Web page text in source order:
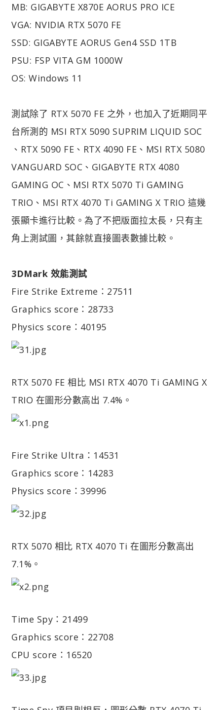
MB: GIGABYTE X870E AORUS PRO ICE
VGA: NVIDIA RTX 5070 FE
SSD: GIGABYTE AORUS Gen4 SSD 1TB
PSU: FSP VITA GM 1000W
OS: Windows 11
測試除了 RTX 5070 FE 之外，也加入了近期同平
台所測的 MSI RTX 5090 SUPRIM LIQUID SOC
、RTX 5090 FE、RTX 4090 FE、MSI RTX 5080
VANGUARD SOC、GIGABYTE RTX 4080
GAMING OC、MSI RTX 5070 Ti GAMING
TRIO、MSI RTX 4070 Ti GAMING X TRIO 這幾
張顯卡進行比較。為了不把版面拉太長，只有主
角上測試圖，其餘就直接圖表數據比較。
3DMark 效能測試
Fire Strike Extreme：27511
Graphics score：28733
Physics score：40195
RTX 5070 FE 相比 MSI RTX 4070 Ti GAMING X
TRIO 在圖形分數高出 7.4%。
Fire Strike Ultra：14531
Graphics score：14283
Physics score：39996
RTX 5070 相比 RTX 4070 Ti 在圖形分數高出
7.1%。
Time Spy：21499
Graphics score：22708
CPU score：16520